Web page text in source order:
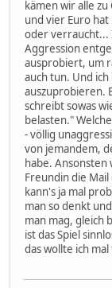
kämen wir alle
und vier Euro
oder verraucht...
Aggression
ausprobiert, um
auch tun. Und
auszuprobieren.
schreibt sowas
belasten."
- völlig
von jemandem,
habe.
Freundin die
kann's ja mal
man so denkt
man mag, gleich
ist das Spiel
das wollte ich